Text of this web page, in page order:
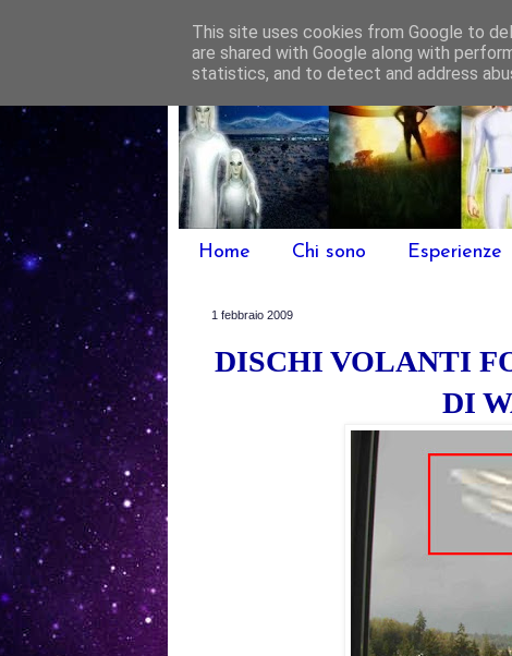
Home Chi sono Esperienze
1 febbraio 2009
DISCHI VOLANTI
DI
This site uses cookies from Google to
are shared with Google along with
statistics, and to detect and address